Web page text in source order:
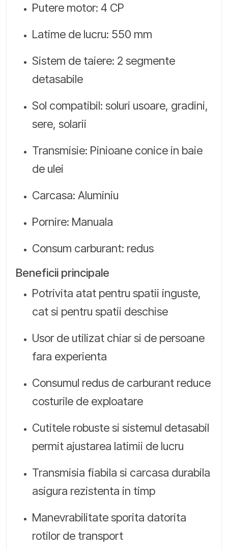
Putere motor: 4 CP
Latime de lucru: 550 mm
Sistem de taiere: 2 segmente
detasabile
Sol compatibil: soluri usoare, gradini,
sere, solarii
Transmisie: Pinioane conice in baie
de ulei
Carcasa: Aluminiu
Pornire: Manuala
Consum carburant: redus
Beneficii principale
Potrivita atat pentru spatii inguste,
cat si pentru spatii deschise
Usor de utilizat chiar si de persoane
fara experienta
Consumul redus de carburant reduce
costurile de exploatare
Cutitele robuste si sistemul detasabil
permit ajustarea latimii de lucru
Transmisia fiabila si carcasa durabila
asigura rezistenta in timp
Manevrabilitate sporita datorita
rotilor de transport